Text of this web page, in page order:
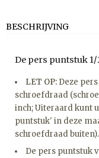
BESCHRIJVING
De pers puntstuk 1/
LET OP: Deze
schroefdraad
inch; Uiteraard kunt
puntstuk' in deze
schroefdraad buiten).
De pers puntstuk